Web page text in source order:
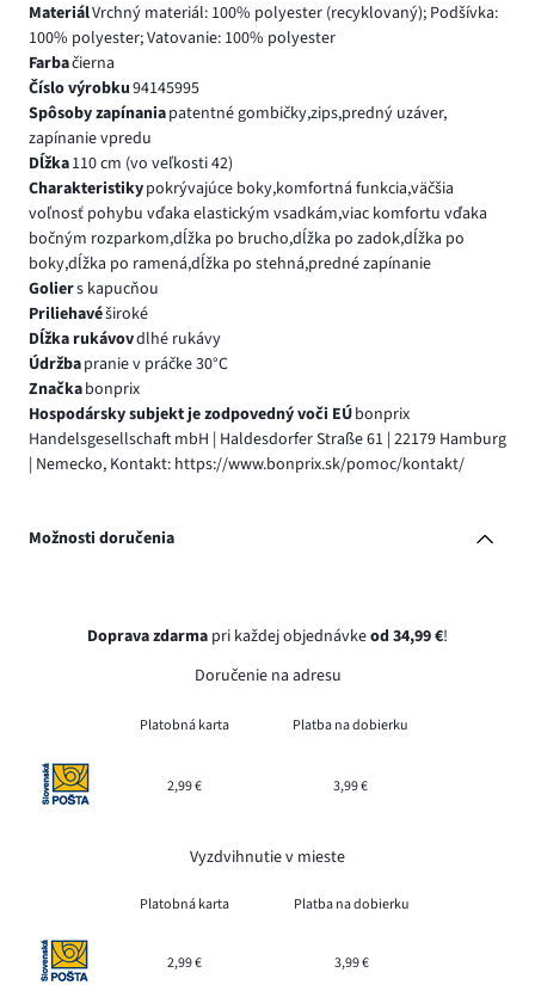
MateriálVrchný materiál: 100% polyester (recyklovaný); Podšívka:
100% polyester; Vatovanie: 100% polyester
Farbačierna
Číslo výrobku94145995
Spôsoby zapínaniapatentné gombičky,zips,predný uzáver,
zapínanie vpredu
Dĺžka110 cm (vo veľkosti 42)
Charakteristikypokrývajúce boky,komfortná funkcia,väčšia
voľnosť pohybu vďaka elastickým vsadkám,viac komfortu vďaka
bočným rozparkom,dĺžka po brucho,dĺžka po zadok,dĺžka po
boky,dĺžka po ramená,dĺžka po stehná,predné zapínanie
Goliers kapucňou
Priliehavéširoké
Dĺžka rukávovdlhé rukávy
Údržbapranie v práčke 30°C
Značkabonprix
Hospodársky subjekt je zodpovedný voči EÚbonprix
Handelsgesellschaft mbH | Haldesdorfer Straße 61 | 22179 Hamburg
| Nemecko, Kontakt: https://www.bonprix.sk/pomoc/kontakt/
Možnosti doručenia
Doprava zdarma pri každej objednávkeod 34,99 €!
Doručenie na adresu
Platobná karta Platba na dobierku
2,99 € 3,99 €
Vyzdvihnutie v mieste
Platobná karta Platba na dobierku
2,99 € 3,99 €